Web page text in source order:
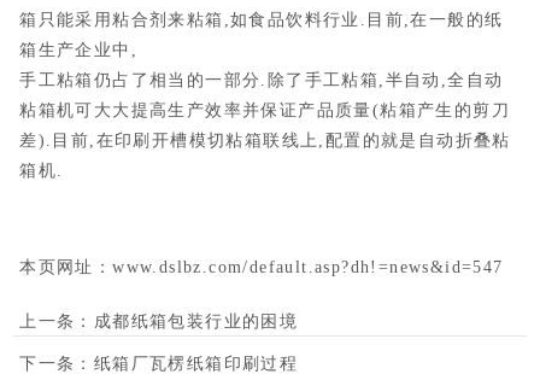
箱只能采用粘合剂来粘箱,如食品饮料行业.目前,在一般的纸
箱生产企业中,
手工粘箱仍占了相当的一部分.除了手工粘箱,半自动,全自动
粘箱机可大大提高生产效率并保证产品质量(粘箱产生的剪刀
差).目前,在印刷开槽模切粘箱联线上,配置的就是自动折叠粘
箱机.
本页网址：www.dslbz.com/default.asp?dh!=news&id=547
上一条： 成都纸箱包装行业的困境
下一条： 纸箱厂瓦楞纸箱印刷过程